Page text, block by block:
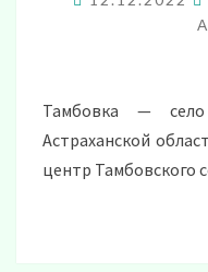
Тамбовка —
Астраханской
центр Тамбовского